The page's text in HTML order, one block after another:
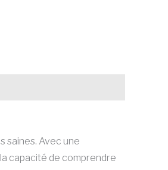
saines. Avec une
capacité de comprendre